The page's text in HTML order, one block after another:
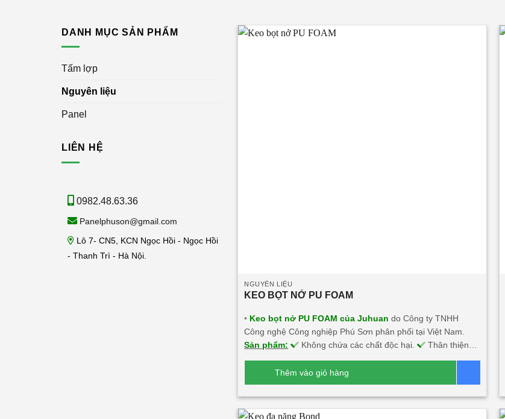
DANH MỤC SẢN PHẨM
Tấm lợp
Nguyên liệu
Panel
LIÊN HỆ
0982.48.63.36
Panelphuson@gmail.com
Lô 7- CN5, KCN Ngọc Hồi - Ngọc Hồi
- Thanh Trì - Hà Nội.
NGUYÊN LIỆU
KEO BỌT NỞ PU FOAM
• Keo bọt nở PU FOAM của Juhuan do Công ty TNHH
Công nghệ Công nghiệp Phú Sơn phân phối tại Việt Nam.
Sản phẩm:
Không chứa các chất độc hại.
Thân thiện
dính chắn chắn trên nhiều chất liệu.
thẩm mỹ cao.
Không ăn mòn kim loại, chống chịu thời tiết
khắc nghiệt.
Thêm vào giỏ hàng